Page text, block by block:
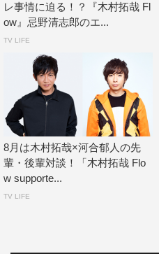
レ事情に迫る！？『木村拓哉 Fl
ow』忌野清志郎のエ...
TV LIFE
8月は木村拓哉×河合郁人の先
輩・後輩対談！「木村拓哉 Flo
w supporte...
TV LIFE